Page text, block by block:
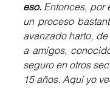
eso. Entonces, por
un proceso
avanzado harto,
a amigos,
seguro en otros
15 años. Aquí yo